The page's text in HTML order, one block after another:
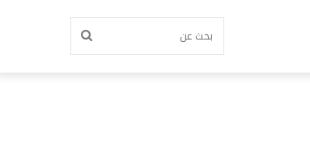
بحث